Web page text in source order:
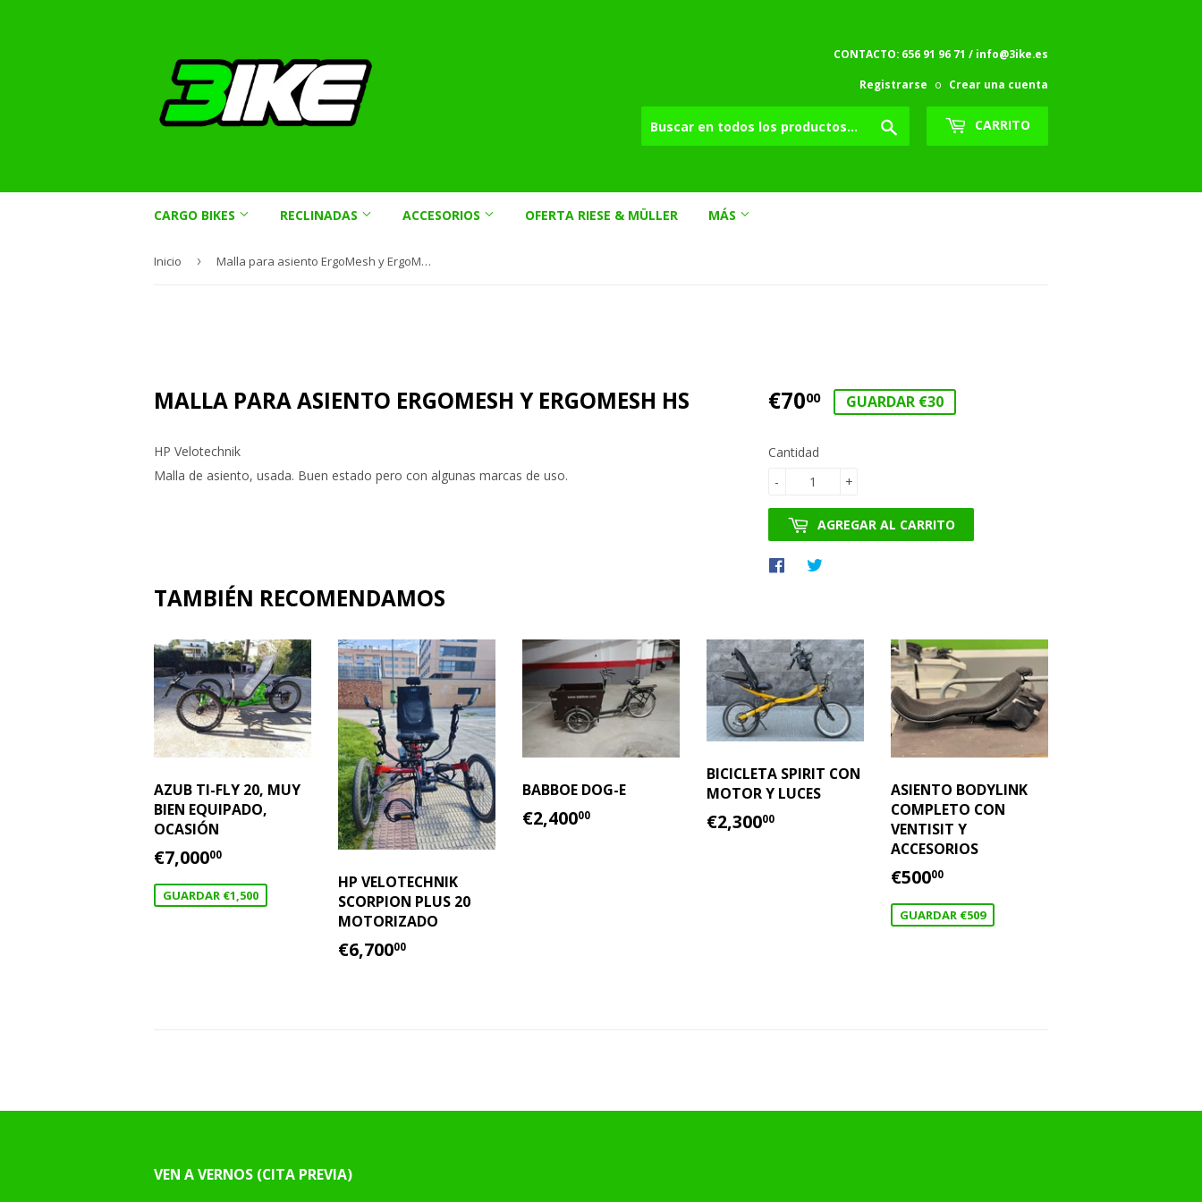
CONTACTO: 656 91 96 71 / info@3ike.es
Registrarse o Crear una cuenta
CARRITO
CARGO BIKES RECLINADAS ACCESORIOS OFERTA RIESE & MÜLLER MÁS
Inicio › Malla para asiento ErgoMesh y ErgoMesh HS
MALLA PARA ASIENTO ERGOMESH Y ERGOMESH HS
HP Velotechnik
Malla de asiento, usada. Buen estado pero con algunas marcas de uso.
€7000€70.00
GUARDAR €30
Cantidad
+
-
AGREGAR AL CARRITO
Compartir
TAMBIÉN RECOMENDAMOS
AZUB TI-FLY 20, MUY
BIEN EQUIPADO,
OCASIÓN
PRECIO
DE
OFERTA
€7,00000
GUARDAR €1,500
HP VELOTECHNIK
SCORPION PLUS 20
MOTORIZADO
PRECIO
HABITUAL
€6,70000
BABBOE DOG-E
PRECIO
HABITUAL
€2,40000
BICICLETA SPIRIT CON
MOTOR Y LUCES
PRECIO
HABITUAL
€2,30000
ASIENTO BODYLINK
COMPLETO CON
VENTISIT Y
ACCESORIOS
PRECIO
OFERTA
€50000
GUARDAR €509
VEN A VERNOS (CITA PREVIA)